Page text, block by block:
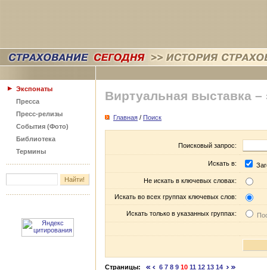
Экспонаты
Пресса
Пресс-релизы
События (Фото)
Библиотека
Термины
Виртуальная выставка –
Главная / Поиск
Поисковый запрос:
Искать в:
Не искать в ключевых словах:
Искать во всех группах ключевых слов:
Искать только в указанных группах:
Страницы: 6 7 8 9 10 11 12 13 14